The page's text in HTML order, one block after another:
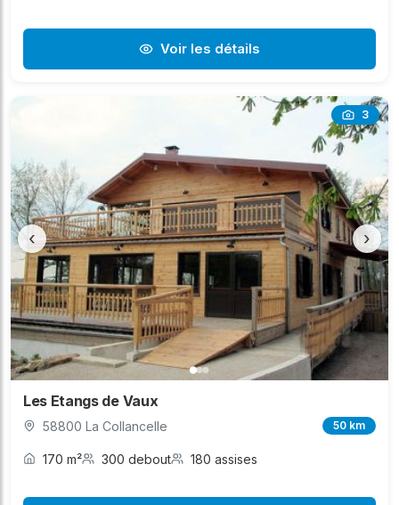
Voir les détails
3
‹ ›
Les Etangs de Vaux
58800 La Collancelle 50 km
170 m² 300 debout 180 assises